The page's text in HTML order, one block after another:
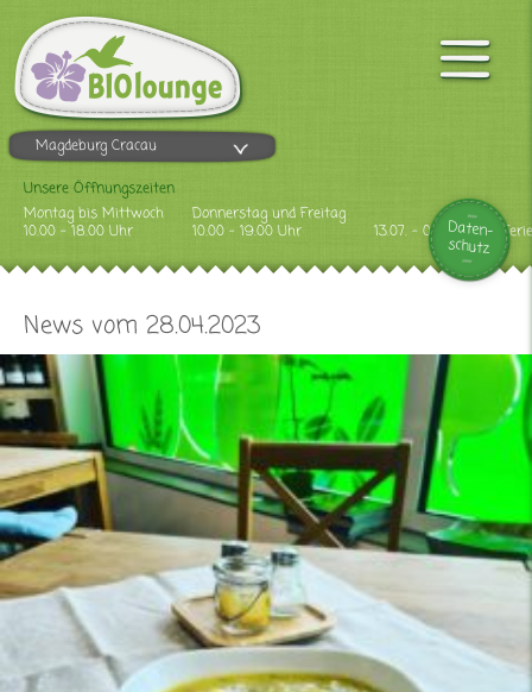
Magdeburg Cracau
Unsere Öffnungszeiten
Montag bis Mittwoch
10.00 - 18.00 Uhr
Donnerstag und Freitag
10.00 - 19.00 Uhr
13.07. - 09.08.2026
Daten-
schutz
News vom 28.04.2023